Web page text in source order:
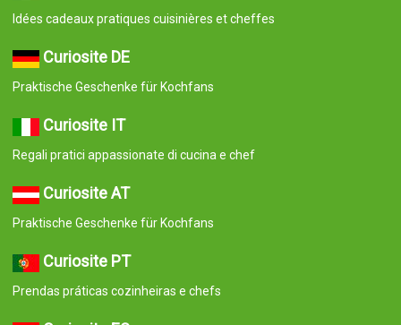
Idées cadeaux pratiques cuisinières et cheffes
Curiosite DE
Praktische Geschenke für Kochfans
Curiosite IT
Regali pratici appassionate di cucina e chef
Curiosite AT
Praktische Geschenke für Kochfans
Curiosite PT
Prendas práticas cozinheiras e chefs